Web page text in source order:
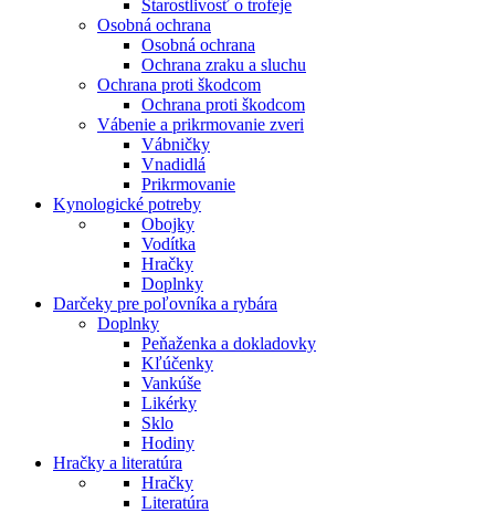
Starostlivosť o trofeje
Osobná ochrana
Osobná ochrana
Ochrana zraku a sluchu
Ochrana proti škodcom
Ochrana proti škodcom
Vábenie a prikrmovanie zveri
Vábničky
Vnadidlá
Prikrmovanie
Kynologické potreby
Obojky
Vodítka
Hračky
Doplnky
Darčeky pre poľovníka a rybára
Doplnky
Peňaženka a dokladovky
Kľúčenky
Vankúše
Likérky
Sklo
Hodiny
Hračky a literatúra
Hračky
Literatúra